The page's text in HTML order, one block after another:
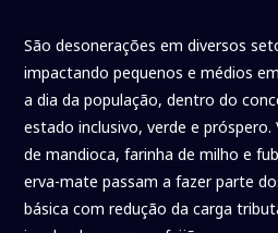
São desonerações em diversos
impactando pequenos e médios
a dia da população, dentro do
estado inclusivo, verde e próspero.
de mandioca, farinha de milho e
erva-mate passam a fazer parte
básica com redução da carga